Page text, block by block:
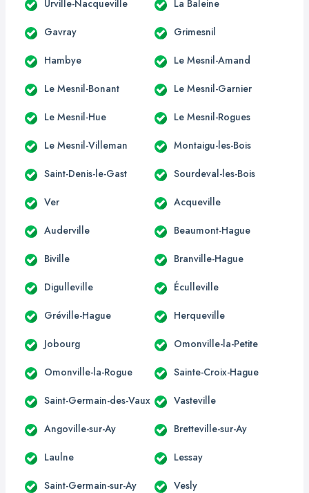
Urville-Nacqueville La Baleine
Gavray Grimesnil
Hambye Le Mesnil-Amand
Le Mesnil-Bonant Le Mesnil-Garnier
Le Mesnil-Hue Le Mesnil-Rogues
Le Mesnil-Villeman Montaigu-les-Bois
Saint-Denis-le-Gast Sourdeval-les-Bois
Ver Acqueville
Auderville Beaumont-Hague
Biville Branville-Hague
Digulleville Éculleville
Gréville-Hague Herqueville
Jobourg Omonville-la-Petite
Omonville-la-Rogue Sainte-Croix-Hague
Saint-Germain-des-Vaux Vasteville
Angoville-sur-Ay Bretteville-sur-Ay
Laulne Lessay
Saint-Germain-sur-Ay Vesly